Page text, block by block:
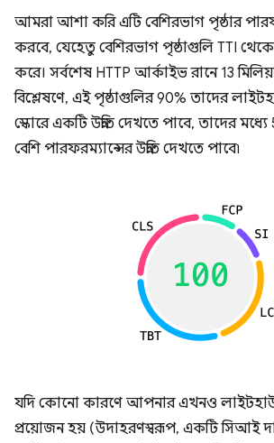
আমরা আশা করি এটি বেশিরভাগ পৃষ্ঠার
করবে, যেহেতু বেশিরভাগ পৃষ্ঠাগুলি TTI
করে। সর্বশেষ HTTP আর্কাইভ রানে 13
বিশ্লেষণে, এই পৃষ্ঠাগুলির 90% তাদের
স্কোরে একটি উন্নতি দেখতে পাবে, তাদের
বেশি পারফরম্যান্সের উন্নতি দেখতে পাবে৷
যদি কোনো কারণে আপনার এখনও
প্রয়োজন হয় (উদাহরণস্বরূপ, একটি সিআই